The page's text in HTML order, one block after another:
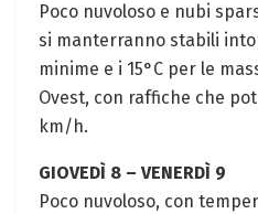
Poco nuvoloso e nubi
si manterranno stabili
minime e i 15°C per le
Ovest, con raffiche che
km/h.
GIOVEDÌ 8 – VENERDÌ 9
Poco nuvoloso, con